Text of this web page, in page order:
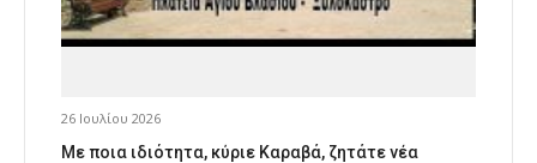
26 Ιουλίου 2026
Με ποια ιδιότητα, κύριε Καραβά, ζητάτε νέα